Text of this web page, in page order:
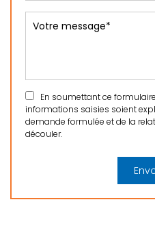
En soumettant ce
informations saisies soient
demande formulée et de la
découler.